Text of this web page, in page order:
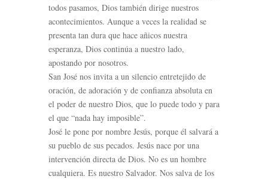
todos pasamos, Dios también dirige nuestros
acontecimientos. Aunque a veces la realidad se
presenta tan dura que hace añicos nuestra
esperanza, Dios continúa a nuestro lado,
apostando por nosotros.
San José nos invita a un silencio entretejido de
oración, de adoración y de confianza absoluta en
el poder de nuestro Dios, que lo puede todo y para
el que “nada hay imposible”.
José le pone por nombre Jesús, porque él salvará a
su pueblo de sus pecados. Jesús nace por una
intervención directa de Dios. No es un hombre
cualquiera. Es nuestro Salvador. Nos salva de los